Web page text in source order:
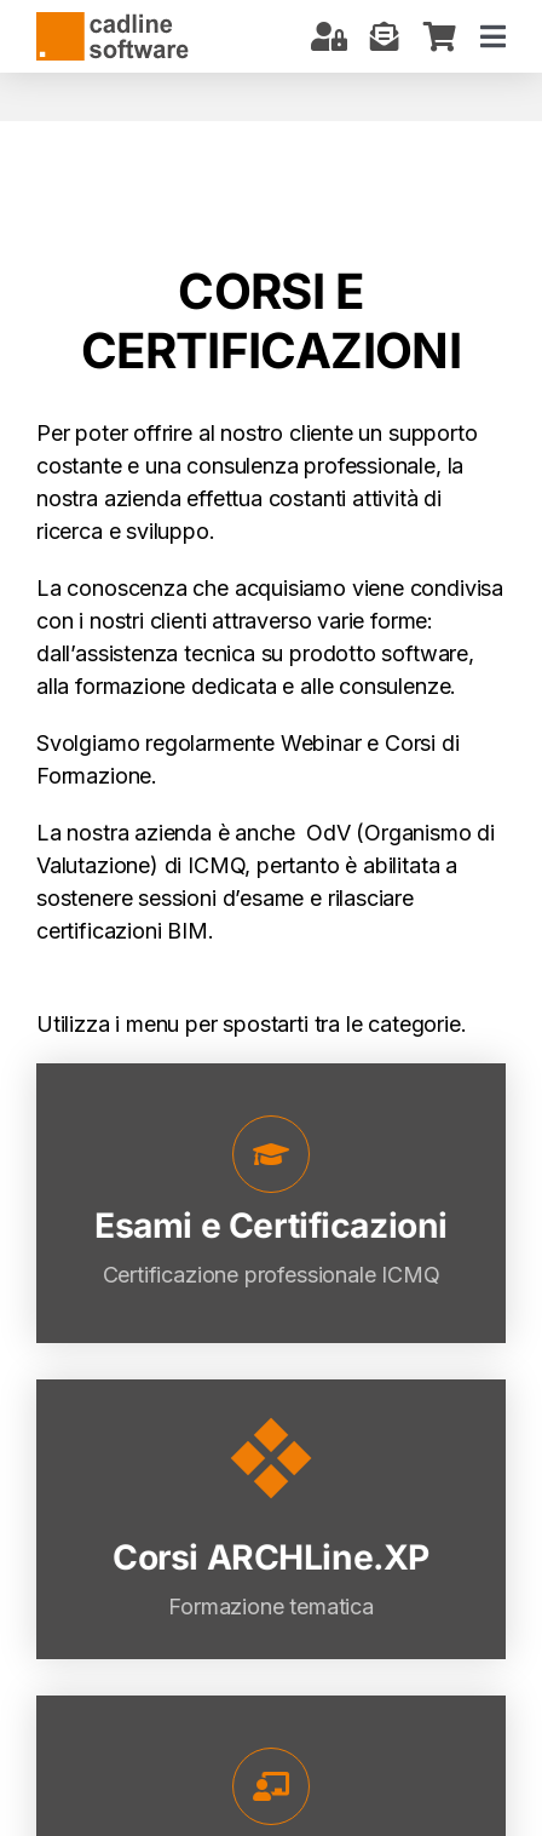
Salta
contenuto
BIM: COSA SAPERE
DOWNLOAD
CORSI E
CERTIFICAZIONI
Per poter offrire al nostro cliente un supporto
costante e una consulenza professionale, la
nostra azienda effettua costanti attività di
ricerca e sviluppo.
La conoscenza che acquisiamo viene condivisa
con i nostri clienti attraverso varie forme:
dall’assistenza tecnica su prodotto software,
alla formazione dedicata e alle consulenze.
Svolgiamo regolarmente Webinar e Corsi di
Formazione.
La nostra azienda è anche OdV (Organismo di
Valutazione) di ICMQ, pertanto è abilitata a
sostenere sessioni d’esame e rilasciare
certificazioni BIM.
Utilizza i menu per spostarti tra le categorie.
Esami e Certificazioni
Certificazione professionale ICMQ
Esami e Certificazioni
VAI
Corsi ARCHLine.XP
Formazione tematica
Corsi ARCHLine.XP
VAI
Corsi di formazione